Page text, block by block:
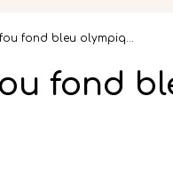
fond bleu olympiq...
fond